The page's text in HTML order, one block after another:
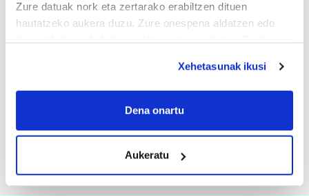
Zure datuak nork eta zertarako erabiltzen dituen
hautatzeko aukera duzu. Zure onespena aldatzen edo
If you allow, we would also like to:
Collect information about your geographical
Identify your device by actively scanning it for
specific characteristics (fingerprinting)
Xehetasunak ikusi
Dena onartu
Aukeratu
1
KASek salatu du
Udaltzaingoa haien aurka
2 Dunkel und licht
3
Donostiarrek eklipsea
ikusteko planik dute?